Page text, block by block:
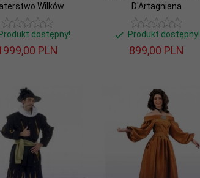
Wilków
dostępny!
00 PLN
D'Artagniana
Produkt dostępny!
899,00 PLN